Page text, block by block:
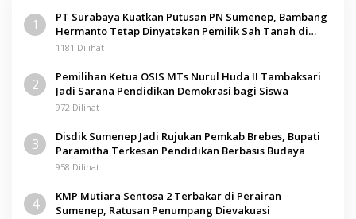
1
PT Surabaya Kuatkan Putusan PN Sumenep, Bambang
Hermanto Tetap Dinyatakan Pemilik Sah Tanah di
Pamolokan
1181 Dilihat
2
Pemilihan Ketua OSIS MTs Nurul Huda II Tambaksari
Jadi Sarana Pendidikan Demokrasi bagi Siswa
972 Dilihat
3
Disdik Sumenep Jadi Rujukan Pemkab Brebes, Bupati
Paramitha Terkesan Pendidikan Berbasis Budaya
958 Dilihat
4
KMP Mutiara Sentosa 2 Terbakar di Perairan
Sumenep, Ratusan Penumpang Dievakuasi